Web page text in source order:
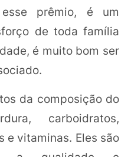
prêmio, é um
de toda família
é muito bom ser
da composição do
carboidratos,
e vitaminas. Eles são